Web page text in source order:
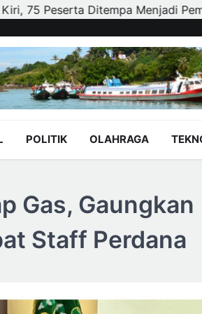
Berkarakter dan Peduli
POLITIK OLAHRAGA
Gas, Gaungkan
Staff Perdana